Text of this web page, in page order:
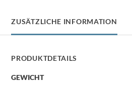
ZUSÄTZLICHE INFORMATION
PRODUKTDETAILS
GEWICHT